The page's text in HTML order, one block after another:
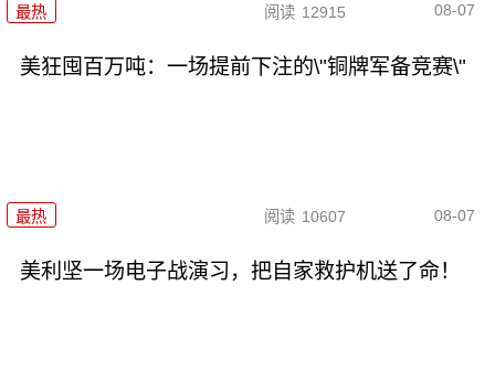
最热 阅读 12915 08-07
美狂囤百万吨：一场提前下注的\"铜牌军备竞赛\"
最热 阅读 10607 08-07
美利坚一场电子战演习，把自家救护机送了命！